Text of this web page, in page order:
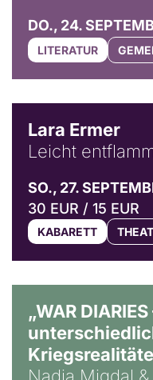
DO., 24.
LITERATUR
Lara Ermer
Leicht
SO., 27.
30 EUR / 15 EUR
KABARETT
„WAR